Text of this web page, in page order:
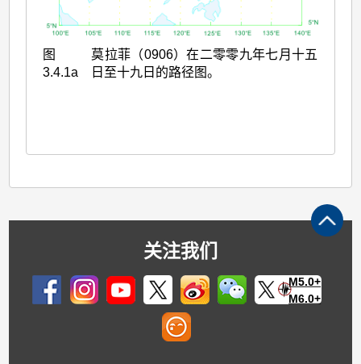
图
3.4.1a
莫拉菲（0906）在二零零九年七月十五
日至十九日的路径图。
关注我们
M5.0+
M6.0+